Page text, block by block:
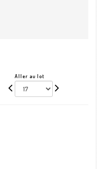
Aller au lot